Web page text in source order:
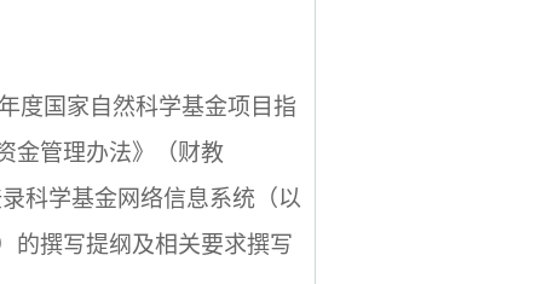
年度国家自然科学基金项目指
金管理办法》（财教
科学基金网络信息系统（以
的撰写提纲及相关要求撰写